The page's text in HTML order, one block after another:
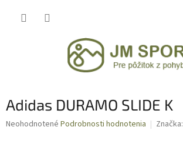
Adidas DURAMO SLIDE K
Priemerné
Neohodnotené Podrobnosti hodnotenia Značka: